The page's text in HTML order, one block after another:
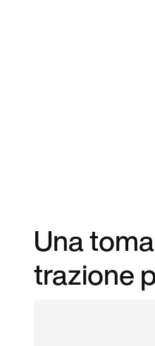
Una
trazione